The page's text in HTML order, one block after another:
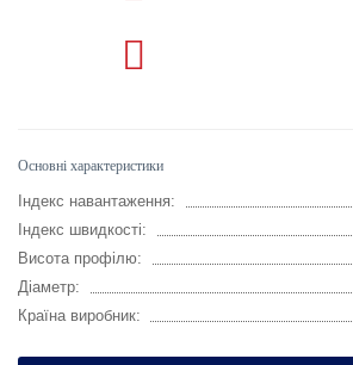
Основні характеристики
Індекс навантаження:
Індекс швидкості:
Висота профілю:
Діаметр:
Країна виробник: